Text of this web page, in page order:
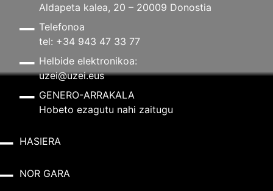
Aldapeta kalea, 20 – 20009 Donostia
Telefonoa
tel: +34 943 47 33 77
Helbide elektronikoa:
uzei@uzei.eus
GENERO-ARRAKALA
Hobeto ezagutu nahi zaitugu
HASIERA
NOR GARA